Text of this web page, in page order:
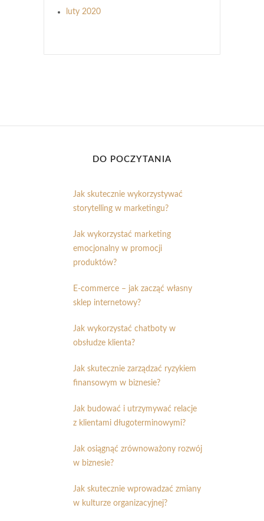
luty 2020
DO POCZYTANIA
Jak skutecznie wykorzystywać
storytelling w marketingu?
Jak wykorzystać marketing
emocjonalny w promocji
produktów?
E-commerce – jak zacząć własny
sklep internetowy?
Jak wykorzystać chatboty w
obsłudze klienta?
Jak skutecznie zarządzać ryzykiem
finansowym w biznesie?
Jak budować i utrzymywać relacje
z klientami długoterminowymi?
Jak osiągnąć zrównoważony rozwój
w biznesie?
Jak skutecznie wprowadzać zmiany
w kulturze organizacyjnej?